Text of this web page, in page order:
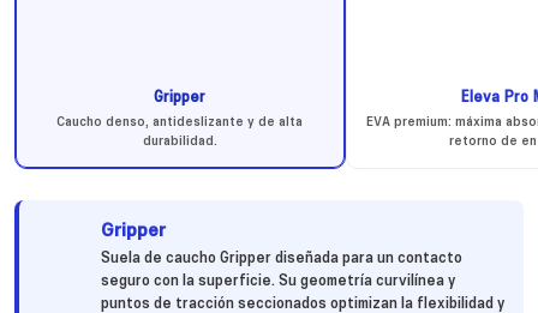
Gripper
Caucho denso, antideslizante y de alta
durabilidad.
Eleva Pro
EVA premium: máxima
retorno de
Gripper
Suela de caucho Gripper diseñada para un contacto
seguro con la superficie. Su geometría curvilínea y
puntos de tracción seccionados optimizan la flexibilidad y